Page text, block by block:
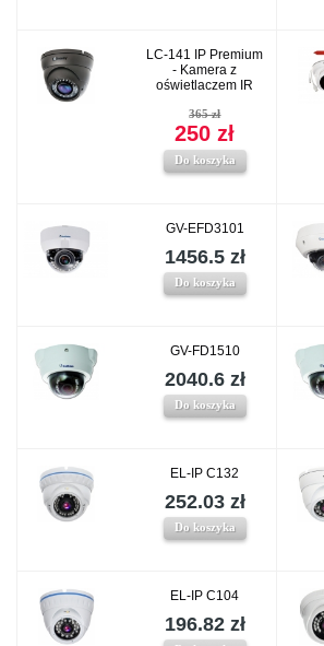
LC-141 IP Premium
- Kamera z
oświetlaczem IR
365 zł
250 zł
Do koszyka
GV-EFD3101
1456.5 zł
Do koszyka
GV-FD1510
2040.6 zł
Do koszyka
EL-IP C132
252.03 zł
Do koszyka
EL-IP C104
196.82 zł